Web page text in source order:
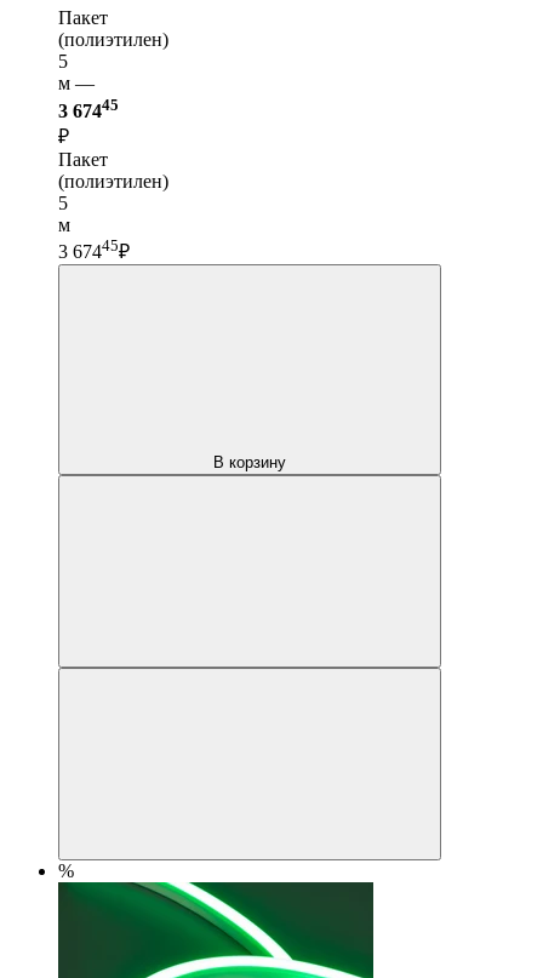
Пакет
(полиэтилен)
5
м —
3 67445
₽
Пакет
(полиэтилен)
5
м
3 67445₽
В корзину
%